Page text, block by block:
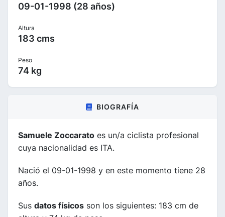
09-01-1998 (28 años)
Altura
183 cms
Peso
74 kg
BIOGRAFÍA
Samuele Zoccarato es un/a ciclista profesional
cuya nacionalidad es ITA.
Nació el 09-01-1998 y en este momento tiene 28
años.
Sus datos físicos son los siguientes: 183 cm de